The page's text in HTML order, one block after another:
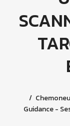
Guidance -